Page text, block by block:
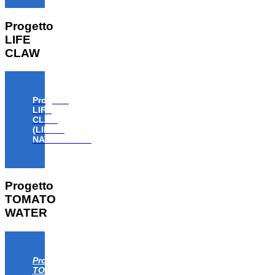
Progetto
LIFE
CLAW
Progetto
LIFE
CLAW
(LIFE18
NAT/IT/000806)
Progetto
TOMATO
WATER
Progetto
TOMATO